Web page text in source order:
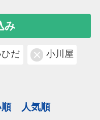
み
だ 小川屋
人気順